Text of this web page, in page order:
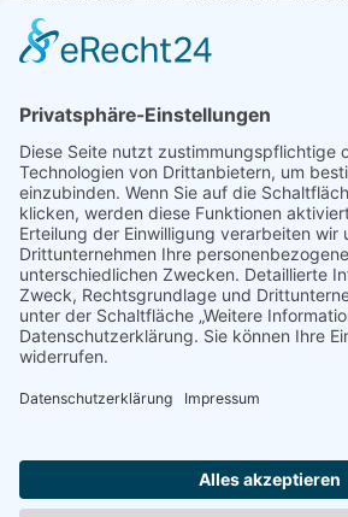
mit unseren Fans in der Margon Arena
Foto: Daniel Madlung
Pressedienst
Dresden Titans
<< Zurück zur Übersicht